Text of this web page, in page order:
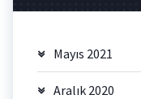
Mayıs 2021
Aralık 2020